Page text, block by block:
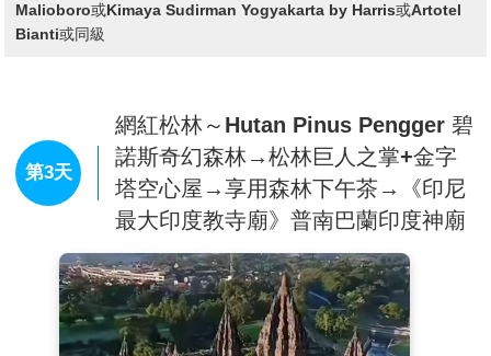
的金字塔和柬埔寨的吳哥窟並稱為「古代東方四大奇蹟」。
婆羅浮屠修築於一座海拔265米的岩石山上；周圍是乾涸的
認為婆羅浮屠起初是一朵漂浮在湖中的蓮花。蓮花是佛教藝
術中隨處可見的形象，經常作為佛陀的寶座和舍利塔的塔
基。婆羅浮屠整座建築似乎呈現一朵蓮花的形象，其中的佛
像似乎代表著大乘佛教中的《妙法蓮華經》。塔頂的三層圓
具有一千二百年的歷史，列為世界文化遺產、世界奇景之一
的佛教遺跡。建於八世紀的塞仁德拉王朝，寺院隨著佛教的
衰退與東爪哇勢力的遷移，不久便埋藏在千年密林與火山灰
Malioboro或Kimaya Sudirman Yogyakarta by Harris或Artotel
Bianti或同級
第3天
網紅松林～Hutan Pinus Pengger 碧
諾斯奇幻森林→松林巨人之掌+金字
塔空心屋→享用森林下午茶→《印尼
最大印度教寺廟》普南巴蘭印度神廟